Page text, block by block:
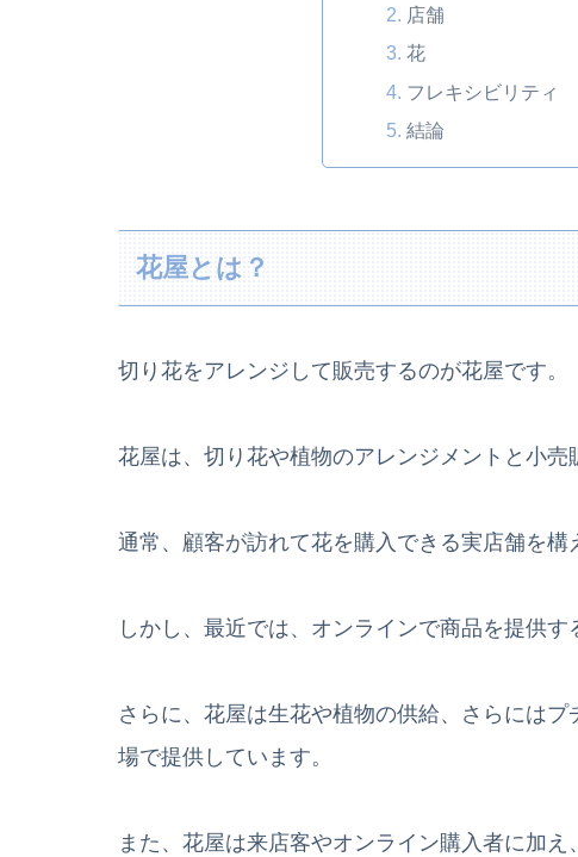
店舗
花
フレキシビリティ
結論
花屋とは？
切り花をアレンジして販売するのが花屋です。
花屋は、切り花や植物のアレンジメントと小売
通常、顧客が訪れて花を購入できる実店舗を構
しかし、最近では、オンラインで商品を提供す
さらに、花屋は生花や植物の供給、さらには
場で提供しています。
また、花屋は来店客やオンライン購入者に加